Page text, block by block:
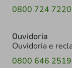
0800 724 7220
Ouvidoria
Ouvidoria e
0800 646 2519